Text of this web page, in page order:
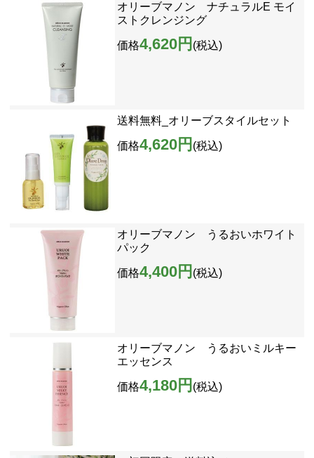
オリーブマノン ナチュラルE モイ
ストクレンジング
価格4,620円 (税込)
送料無料_オリーブスタイルセット
価格4,620円 (税込)
オリーブマノン うるおいホワイト
パック
価格4,400円 (税込)
オリーブマノン うるおいミルキー
エッセンス
価格4,180円 (税込)